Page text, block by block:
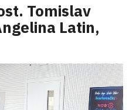
Tomislav
Latin,